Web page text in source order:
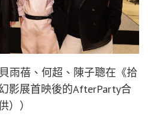
雨蓓、何超、陳子聰在《拾
影展首映後的AfterParty合
））